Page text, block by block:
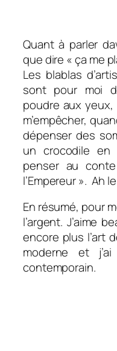
Quant à parler
que dire « ça me
Les blablas
sont pour moi
poudre aux
m’empêcher,
dépenser des
un crocodile en
penser au
l’Empereur ». Ah
En résumé, pour
l’argent. J’aime
encore plus l’art
moderne et
contemporain.